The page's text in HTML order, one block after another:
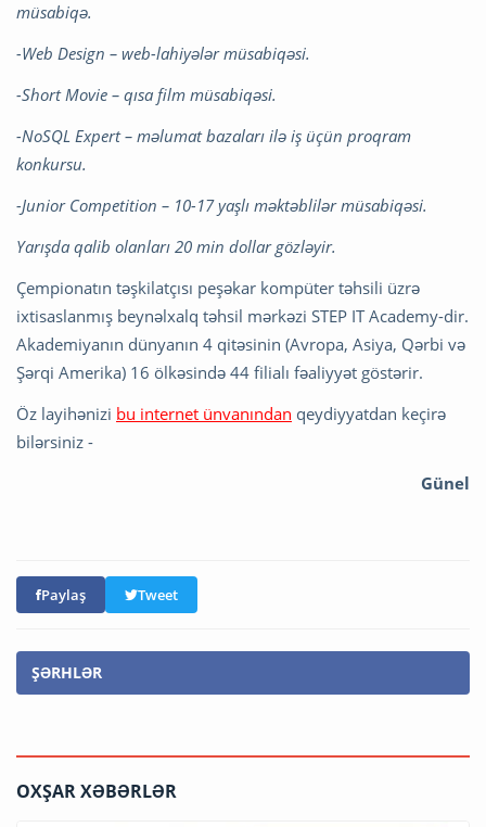
müsabiqə.
-Web Design – web-lahiyələr müsabiqəsi.
-Short Movie – qısa film müsabiqəsi.
-NoSQL Expert – məlumat bazaları ilə iş üçün proqram
konkursu.
-Junior Competition – 10-17 yaşlı məktəblilər müsabiqəsi.
Yarışda qalib olanları 20 min dollar gözləyir.
Çempionatın təşkilatçısı peşəkar kompüter təhsili üzrə
ixtisaslanmış beynəlxalq təhsil mərkəzi STEP IT Academy-dir.
Akademiyanın dünyanın 4 qitəsinin (Avropa, Asiya, Qərbi və
Şərqi Amerika) 16 ölkəsində 44 filialı fəaliyyət göstərir.
Öz layihənizi bu internet ünvanından qeydiyyatdan keçirə
bilərsiniz -
Günel
Paylaş Tweet
ŞƏRHLƏR
OXŞAR XƏBƏRLƏR